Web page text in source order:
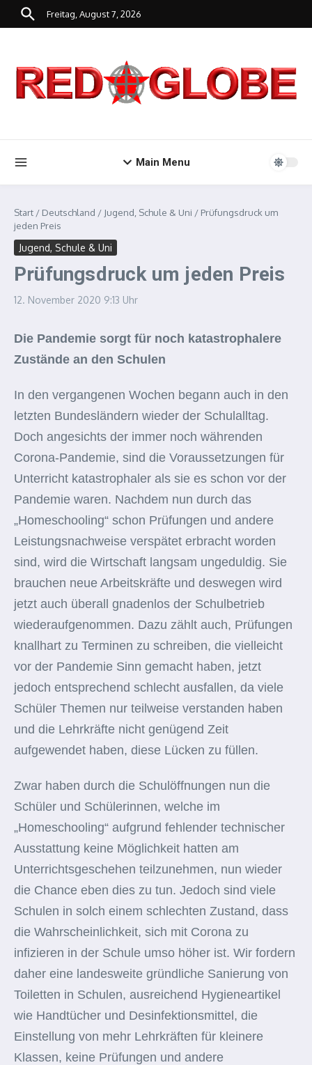
Zum Inhalt springen
Freitag, August 7, 2026
Main Menu
Start / Deutschland / Jugend, Schule & Uni / Prüfungsdruck um
jeden Preis
Jugend, Schule & Uni
Prüfungsdruck um jeden Preis
12. November 2020 9:13 Uhr
Die Pandemie sorgt für noch katastrophalere
Zustände an den Schulen
In den vergangenen Wochen begann auch in den
letzten Bundesländern wieder der Schulalltag.
Doch angesichts der immer noch währenden
Corona-Pandemie, sind die Voraussetzungen für
Unterricht katastrophaler als sie es schon vor der
Pandemie waren. Nachdem nun durch das
„Homeschooling“ schon Prüfungen und andere
Leistungsnachweise verspätet erbracht worden
sind, wird die Wirtschaft langsam ungeduldig. Sie
brauchen neue Arbeitskräfte und deswegen wird
jetzt auch überall gnadenlos der Schulbetrieb
wiederaufgenommen. Dazu zählt auch, Prüfungen
knallhart zu Terminen zu schreiben, die vielleicht
vor der Pandemie Sinn gemacht haben, jetzt
jedoch entsprechend schlecht ausfallen, da viele
Schüler Themen nur teilweise verstanden haben
und die Lehrkräfte nicht genügend Zeit
aufgewendet haben, diese Lücken zu füllen.
Zwar haben durch die Schulöffnungen nun die
Schüler und Schülerinnen, welche im
„Homeschooling“ aufgrund fehlender technischer
Ausstattung keine Möglichkeit hatten am
Unterrichtsgeschehen teilzunehmen, nun wieder
die Chance eben dies zu tun. Jedoch sind viele
Schulen in solch einem schlechten Zustand, dass
die Wahrscheinlichkeit, sich mit Corona zu
infizieren in der Schule umso höher ist. Wir fordern
daher eine landesweite gründliche Sanierung von
Toiletten in Schulen, ausreichend Hygieneartikel
wie Handtücher und Desinfektionsmittel, die
Einstellung von mehr Lehrkräften für kleinere
Klassen, keine Prüfungen und andere